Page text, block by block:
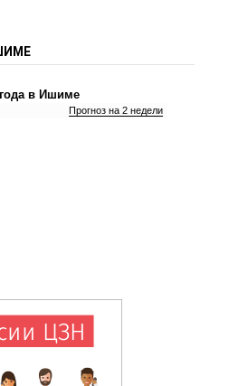
в Ишиме
Прогноз на 2 недели